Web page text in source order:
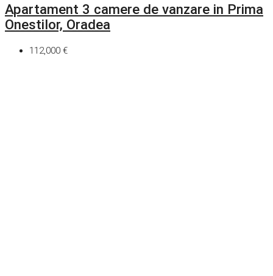
Apartament 3 camere de vanzare in Prima
Onestilor, Oradea
112,000 €